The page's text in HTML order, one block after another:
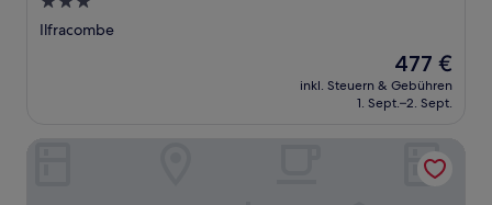
Sterne-
Ilfracombe
Der
Preis
beträgt
477 €
inkl. Steuern & Gebühren
1. Sept.–2. Sept.